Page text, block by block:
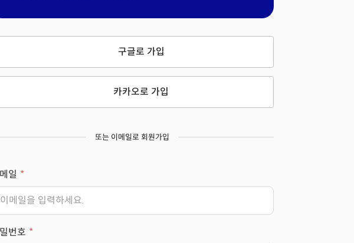
구글로 가입
카카오로 가입
또는 이메일로 회원가입
일
번호